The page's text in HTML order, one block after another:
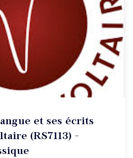
et ses écrits
(RS7113) -